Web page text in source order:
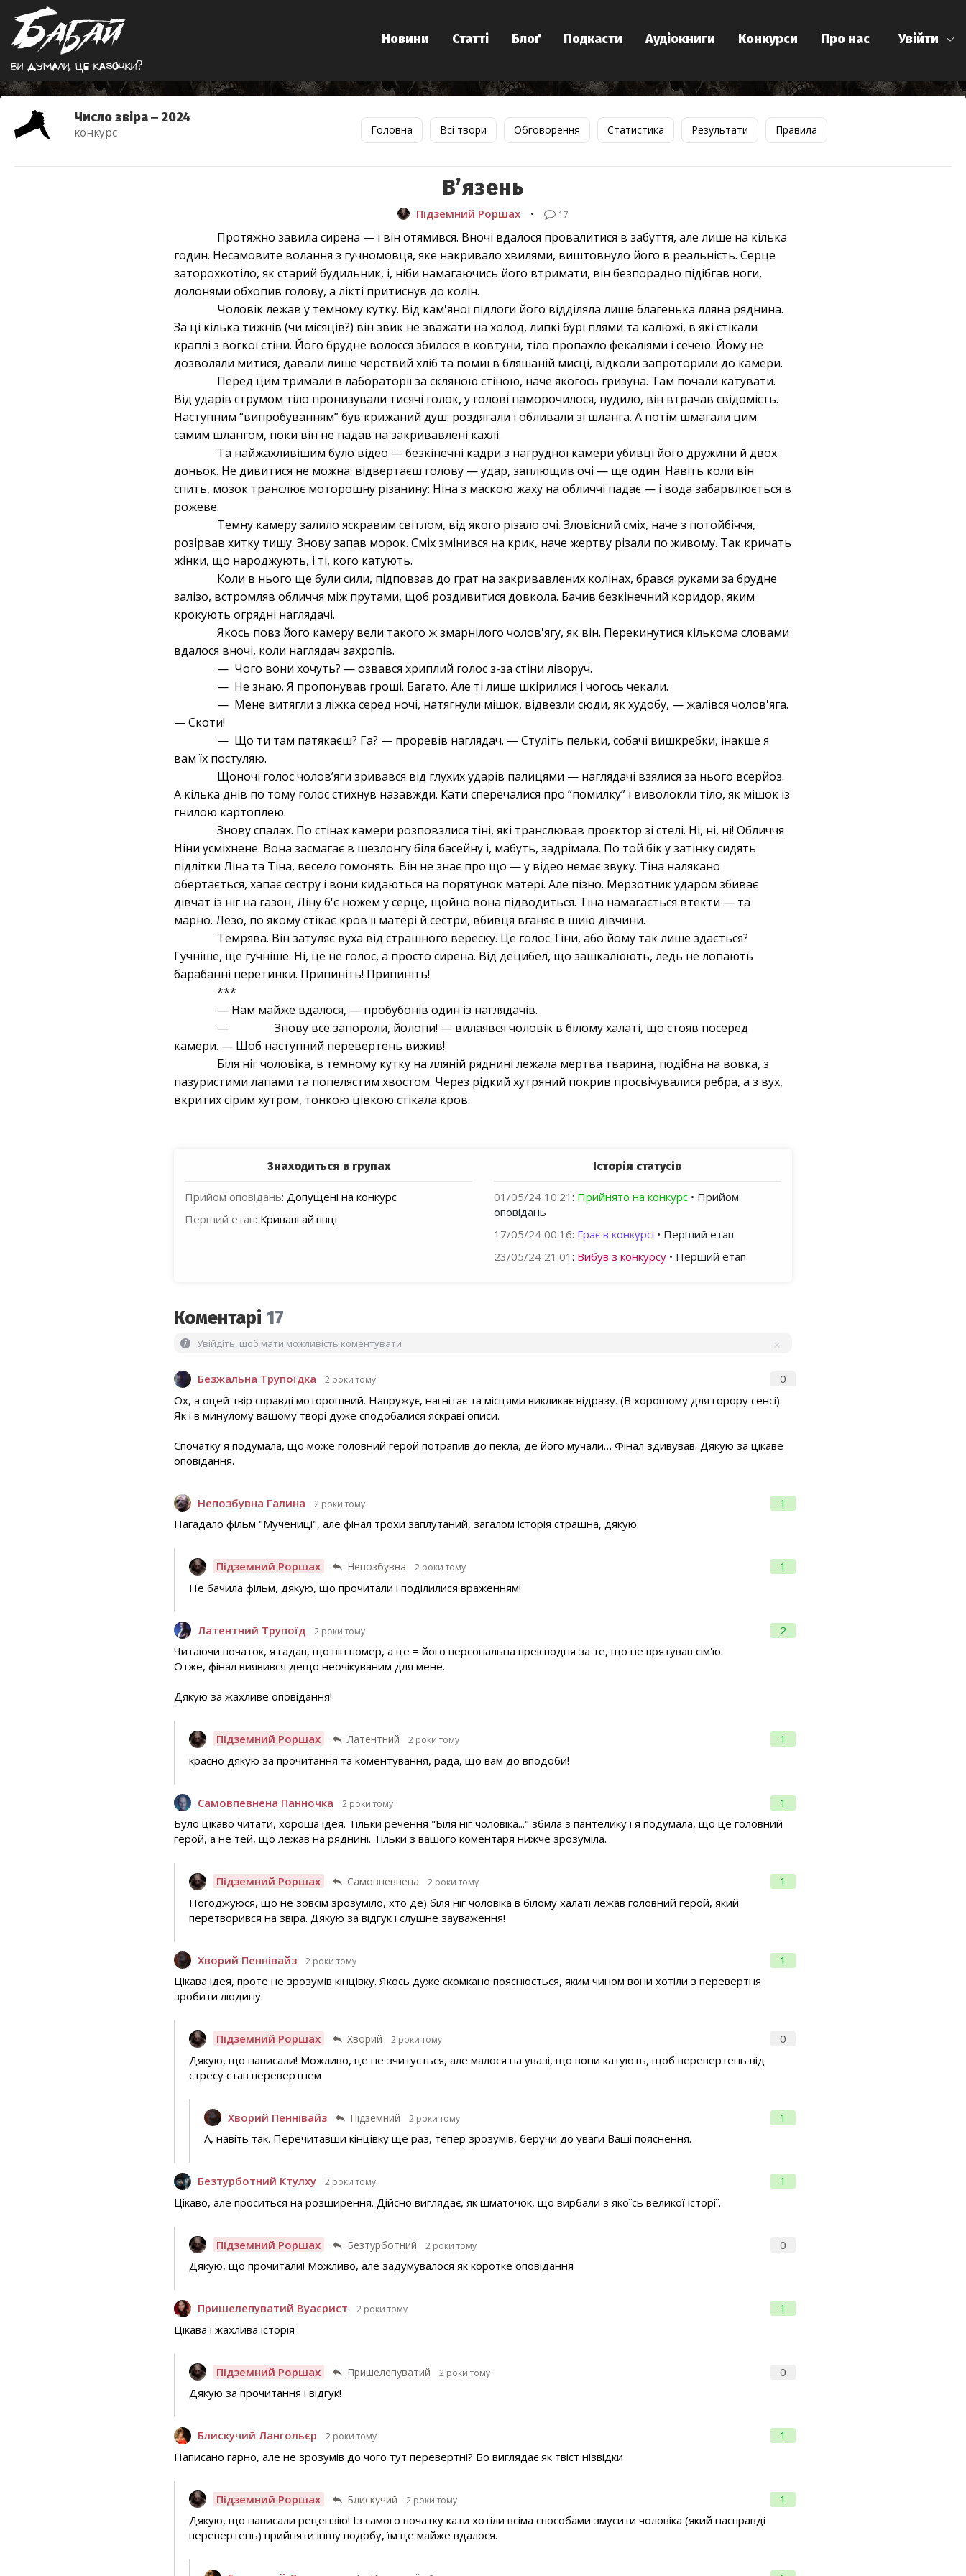
Ви думали, це казочки?
Увійти
Новини Статті Блоґ Подкасти Аудіокниги Конкурси Про нас
Число звіра ‒ 2024
конкурс Головна Всі твори Обговорення Статистика Результати Правила
В’язень
Підземний Роршах • 17
Протяжно завила сирена — і він отямився. Вночі вдалося провалитися в забуття, але лише на кілька
годин. Несамовите волання з гучномовця, яке накривало хвилями, виштовнуло його в реальність. Серце
заторохкотіло, як старий будильник, і, ніби намагаючись його втримати, він безпорадно підібгав ноги,
долонями обхопив голову, а лікті притиснув до колін.
Чоловік лежав у темному кутку. Від кам'яної підлоги його відділяла лише благенька лляна ряднина.
За ці кілька тижнів (чи місяців?) він звик не зважати на холод, липкі бурі плями та калюжі, в які стікали
краплі з вогкої стіни. Його брудне волосся збилося в ковтуни, тіло пропахло фекаліями і сечею. Йому не
дозволяли митися, давали лише черствий хліб та помиї в бляшаній мисці, відколи запроторили до камери.
Перед цим тримали в лабораторії за скляною стіною, наче якогось гризуна. Там почали катувати.
Від ударів струмом тіло пронизували тисячі голок, у голові паморочилося, нудило, він втрачав свідомість.
Наступним “випробуванням” був крижаний душ: роздягали і обливали зі шланга. А потім шмагали цим
самим шлангом, поки він не падав на закривавлені кахлі.
Та найжахливішим було відео — безкінечні кадри з нагрудної камери убивці його дружини й двох
доньок. Не дивитися не можна: відвертаєш голову — удар, заплющив очі — ще один. Навіть коли він
спить, мозок транслює моторошну різанину: Ніна з маскою жаху на обличчі падає — і вода забарвлюється в
рожеве.
Темну камеру залило яскравим світлом, від якого різало очі. Зловісний сміх, наче з потойбіччя,
розірвав хитку тишу. Знову запав морок. Сміх змінився на крик, наче жертву різали по живому. Так кричать
жінки, що народжують, і ті, кого катують.
Коли в нього ще були сили, підповзав до грат на закривавлених колінах, брався руками за брудне
залізо, встромляв обличчя між прутами, щоб роздивитися довкола. Бачив безкінечний коридор, яким
крокують огрядні наглядачі.
Якось повз його камеру вели такого ж змарнілого чолов'ягу, як він. Перекинутися кількома словами
вдалося вночі, коли наглядач захропів.
— Чого вони хочуть? — озвався хриплий голос з-за стіни ліворуч.
— Не знаю. Я пропонував гроші. Багато. Але ті лише шкірилися і чогось чекали.
— Мене витягли з ліжка серед ночі, натягнули мішок, відвезли сюди, як худобу, — жалівся чолов'яга.
— Скоти!
— Що ти там патякаєш? Га? — проревів наглядач. — Стуліть пельки, собачі вишкребки, інакше я
вам їх постуляю.
Щоночі голос чолов’яги зривався від глухих ударів палицями — наглядачі взялися за нього всерйоз.
А кілька днів по тому голос стихнув назавжди. Кати сперечалися про “помилку” і виволокли тіло, як мішок із
гнилою картоплею.
Знову спалах. По стінах камери розповзлися тіні, які транслював проєктор зі стелі. Ні, ні, ні! Обличчя
Ніни усміхнене. Вона засмагає в шезлонгу біля басейну і, мабуть, задрімала. По той бік у затінку сидять
підлітки Ліна та Тіна, весело гомонять. Він не знає про що — у відео немає звуку. Тіна налякано
обертається, хапає сестру і вони кидаються на порятунок матері. Але пізно. Мерзотник ударом збиває
дівчат із ніг на газон, Ліну б'є ножем у серце, щойно вона підводиться. Тіна намагається втекти — та
марно. Лезо, по якому стікає кров її матері й сестри, вбивця вганяє в шию дівчини.
Темрява. Він затуляє вуха від страшного вереску. Це голос Тіни, або йому так лише здається?
Гучніше, ще гучніше. Ні, це не голос, а просто сирена. Від децибел, що зашкалюють, ледь не лопають
барабанні перетинки. Припиніть! Припиніть!
***
— Нам майже вдалося, — пробубонів один із наглядачів.
— Знову все запороли, йолопи! — вилаявся чоловік в білому халаті, що стояв посеред
камери. — Щоб наступний перевертень вижив!
Біля ніг чоловіка, в темному кутку на лляній ряднині лежала мертва тварина, подібна на вовка, з
пазуристими лапами та попелястим хвостом. Через рідкий хутряний покрив просвічувалися ребра, а з вух,
вкритих сірим хутром, тонкою цівкою стікала кров.
Знаходиться в групах
Прийом оповідань:Допущені на конкурс
Перший етап: Криваві айтівці
Історія статусів
01/05/24 10:21 : Прийнято на конкурс• Прийом
оповідань
17/05/24 00:16: Грає в конкурсі • Перший етап
23/05/24 21:01 : Вибув з конкурсу• Перший етап
Коментарі17
Увійдіть, щоб мати можливість коментувати
Безжальна Трупоїдка 2 роки тому
0
Ох, а оцей твір справді моторошний. Напружує, нагнітає та місцями викликає відразу. (В хорошому для горору сенсі).
Як і в минулому вашому творі дуже сподобалися яскраві описи.
Спочатку я подумала, що може головний герой потрапив до пекла, де його мучали… Фінал здивував. Дякую за цікаве
оповідання.
Непозбувна Галина 2 роки тому
1
Нагадало фільм "Мучениці", але фінал трохи заплутаний, загалом історія страшна, дякую.
Підземний Роршах Непозбувна 2 роки тому
1
Не бачила фільм, дякую, що прочитали і поділилися враженням!
Латентний Трупоїд 2 роки тому
2
Читаючи початок, я гадав, що він помер, а це = його персональна преісподня за те, що не врятував сім'ю.
Отже, фінал виявився дещо неочікуваним для мене.
Дякую за жахливе оповідання!
Підземний Роршах Латентний 2 роки тому
1
красно дякую за прочитання та коментування, рада, що вам до вподоби!
Самовпевнена Панночка 2 роки тому
1
Було цікаво читати, хороша ідея. Тільки речення "Біля ніг чоловіка..." збила з пантелику і я подумала, що це головний
герой, а не тей, що лежав на ряднині. Тільки з вашого коментаря нижче зрозуміла.
Підземний Роршах Самовпевнена 2 роки тому
1
Погоджуюся, що не зовсім зрозуміло, хто де) біля ніг чоловіка в білому халаті лежав головний герой, який
перетворився на звіра. Дякую за відгук і слушне зауваження!
Хворий Пеннівайз 2 роки тому
1
Цікава ідея, проте не зрозумів кінцівку. Якось дуже скомкано пояснюється, яким чином вони хотіли з перевертня
зробити людину.
Підземний Роршах Хворий 2 роки тому
0
Дякую, що написали! Можливо, це не зчитується, але малося на увазі, що вони катують, щоб перевертень від
стресу став перевертнем
Хворий Пеннівайз Підземний 2 роки тому
1
А, навіть так. Перечитавши кінцівку ще раз, тепер зрозумів, беручи до уваги Ваші пояснення.
Безтурботний Ктулху 2 роки тому
1
Цікаво, але проситься на розширення. Дійсно виглядає, як шматочок, що вирбали з якоїсь великої історії.
Підземний Роршах Безтурботний 2 роки тому
0
Дякую, що прочитали! Можливо, але задумувалося як коротке оповідання
Пришелепуватий Вуаєрист 2 роки тому
1
Цікава і жахлива історія
Підземний Роршах Пришелепуватий 2 роки тому
0
Дякую за прочитання і відгук!
Блискучий Лангольєр 2 роки тому
1
Написано гарно, але не зрозумів до чого тут перевертні? Бо виглядає як твіст нізвідки
Підземний Роршах Блискучий 2 роки тому
1
Дякую, що написали рецензію! Із самого початку кати хотіли всіма способами змусити чоловіка (який насправді
перевертень) прийняти іншу подобу, їм це майже вдалося.